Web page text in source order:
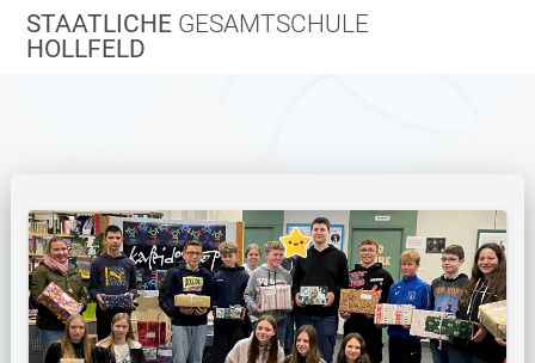
Zum
Inhalt
STAATLICHE GESAMTSCHULE
HOLLFELD